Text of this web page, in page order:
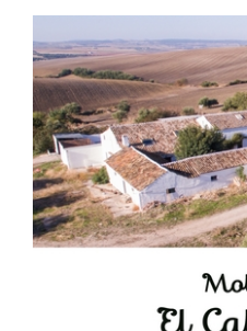
Bornos
El Frente Popular.
Juntar las letras. La
afán de saber a la
Historia y vivencias del